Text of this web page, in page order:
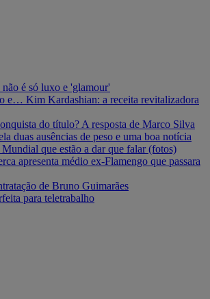
é só luxo e 'glamour'
e… Kim Kardashian: a receita revitalizadora
do título? A resposta de Marco Silva
duas ausências de peso e uma boa notícia
que estão a dar que falar (fotos)
apresenta médio ex-Flamengo que passara
de Bruno Guimarães
para teletrabalho